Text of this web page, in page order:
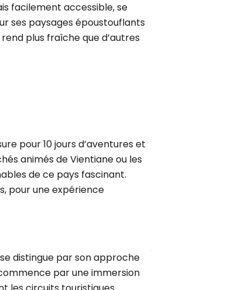
facilement accessible, se
ses paysages époustouflants
plus fraîche que d’autres
pour 10 jours d’aventures et
animés de Vientiane ou les
de ce pays fascinant.
pour une expérience
distingue par son approche
par une immersion